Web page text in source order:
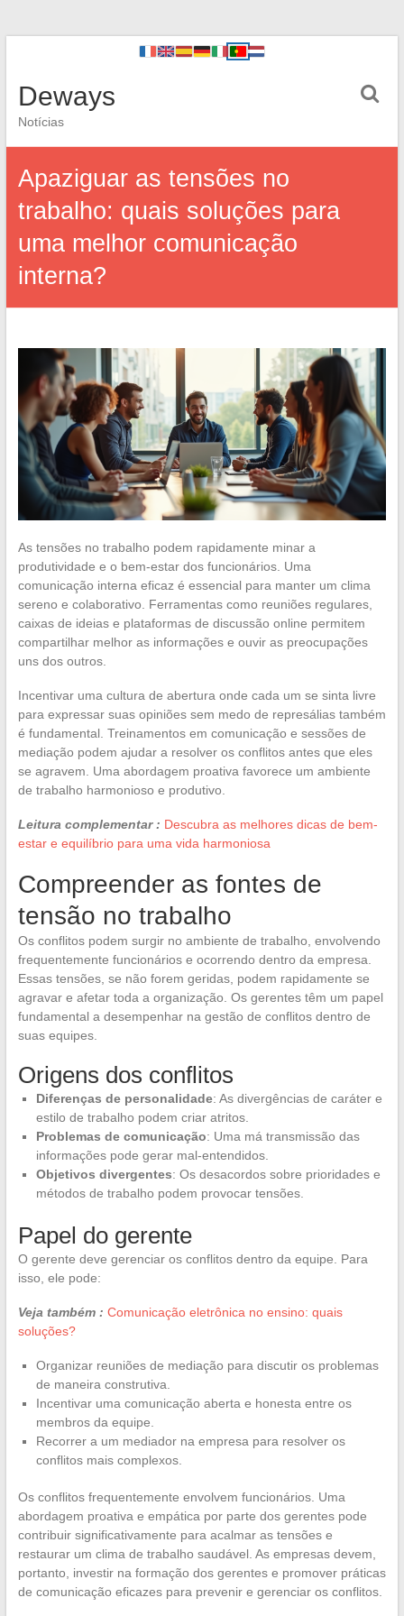
Deways
Notícias
Apaziguar as tensões no
trabalho: quais soluções para
uma melhor comunicação
interna?
As tensões no trabalho podem rapidamente minar a
produtividade e o bem-estar dos funcionários. Uma
comunicação interna eficaz é essencial para manter um clima
sereno e colaborativo. Ferramentas como reuniões regulares,
caixas de ideias e plataformas de discussão online permitem
compartilhar melhor as informações e ouvir as preocupações
uns dos outros.
Incentivar uma cultura de abertura onde cada um se sinta livre
para expressar suas opiniões sem medo de represálias também
é fundamental. Treinamentos em comunicação e sessões de
mediação podem ajudar a resolver os conflitos antes que eles
se agravem. Uma abordagem proativa favorece um ambiente
de trabalho harmonioso e produtivo.
Leitura complementar : Descubra as melhores dicas de bem-
estar e equilíbrio para uma vida harmoniosa
Compreender as fontes de
tensão no trabalho
Os conflitos podem surgir no ambiente de trabalho, envolvendo
frequentemente funcionários e ocorrendo dentro da empresa.
Essas tensões, se não forem geridas, podem rapidamente se
agravar e afetar toda a organização. Os gerentes têm um papel
fundamental a desempenhar na gestão de conflitos dentro de
suas equipes.
Origens dos conflitos
Diferenças de personalidade: As divergências de caráter e
estilo de trabalho podem criar atritos.
Problemas de comunicação: Uma má transmissão das
informações pode gerar mal-entendidos.
Objetivos divergentes: Os desacordos sobre prioridades e
métodos de trabalho podem provocar tensões.
Papel do gerente
O gerente deve gerenciar os conflitos dentro da equipe. Para
isso, ele pode:
Veja também : Comunicação eletrônica no ensino: quais
soluções?
Organizar reuniões de mediação para discutir os problemas
de maneira construtiva.
Incentivar uma comunicação aberta e honesta entre os
membros da equipe.
Recorrer a um mediador na empresa para resolver os
conflitos mais complexos.
Os conflitos frequentemente envolvem funcionários. Uma
abordagem proativa e empática por parte dos gerentes pode
contribuir significativamente para acalmar as tensões e
restaurar um clima de trabalho saudável. As empresas devem,
portanto, investir na formação dos gerentes e promover práticas
de comunicação eficazes para prevenir e gerenciar os conflitos.